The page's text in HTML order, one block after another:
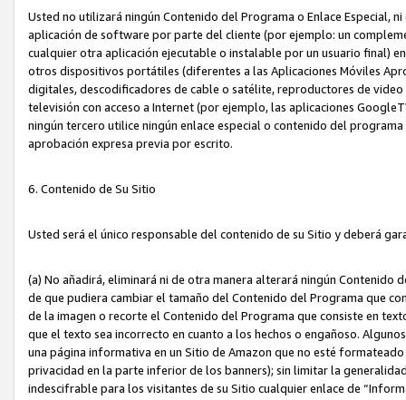
Usted no utilizará ningún Contenido del Programa o Enlace Especial,
aplicación de software por parte del cliente (por ejemplo: un
cualquier otra aplicación ejecutable o instalable por un usuario final)
otros dispositivos portátiles (diferentes a las Aplicaciones Móviles
digitales, descodificadores de cable o satélite, reproductores de
televisión con acceso a Internet (por ejemplo, las aplicaciones
ningún tercero utilice ningún enlace especial o contenido del
aprobación expresa previa por escrito.
6. Contenido de Su Sitio
Usted será el único responsable del contenido de su Sitio y deberá
(a) No añadirá, eliminará ni de otra manera alterará ningún
de que pudiera cambiar el tamaño del Contenido del Programa que
de la imagen o recorte el Contenido del Programa que consiste en
que el texto sea incorrecto en cuanto a los hechos o engañoso.
una página informativa en un Sitio de Amazon que no esté
privacidad en la parte inferior de los banners); sin limitar la
indescifrable para los visitantes de su Sitio cualquier enlace de